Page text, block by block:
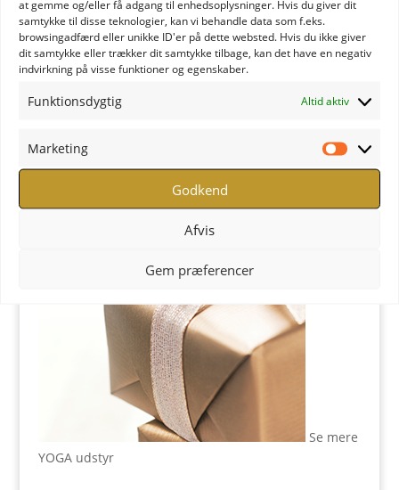
at gemme og/eller få adgang til enhedsoplysninger. Hvis du giver dit
samtykke til disse teknologier, kan vi behandle data som f.eks.
browsingadfærd eller unikke ID'er på dette websted. Hvis du ikke giver
dit samtykke eller trækker dit samtykke tilbage, kan det have en negativ
indvirkning på visse funktioner og egenskaber.
Funktionsdygtig Altid aktiv
Marketing
Godkend
Afvis
Gem præferencer
YOGA Retreats - Læs mere
Butik
Se mere
YOGA udstyr